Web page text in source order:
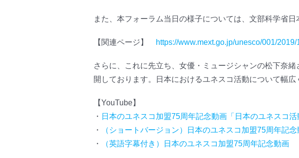
また、本フォーラム当日の様子については、文部科学省
【関連ページ】 https://www.mext.go.jp/unesco/001/
さらに、これに先立ち、女優・ミュージシャンの松下奈
開しております。日本におけるユネスコ活動について幅
【YouTube】
・ 日本のユネスコ加盟75周年記念動画「日本のユネスコ活
・
（ショートバージョン）日本のユネスコ加盟75周年記
・
（英語字幕付き）日本のユネスコ加盟75周年記念動画